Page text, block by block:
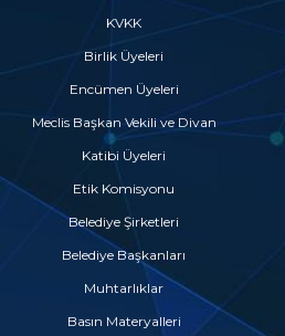
KVKK
Birlik Üyeleri
Encümen Üyeleri
Meclis Başkan Vekili ve Divan
Katibi Üyeleri
Etik Komisyonu
Belediye Şirketleri
Belediye Başkanları
Muhtarlıklar
Basın Materyalleri